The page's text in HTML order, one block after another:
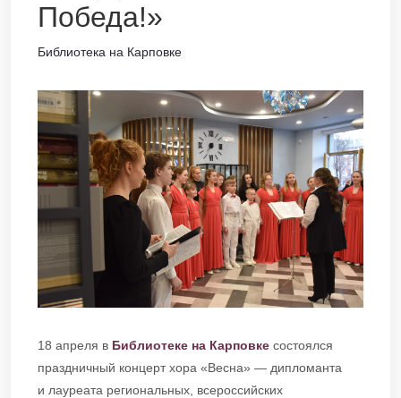
Победа!»
Библиотека на Карповке
18 апреля в Библиотеке на Карповке состоялся
праздничный концерт хора «Весна» — дипломанта
и лауреата региональных, всероссийских